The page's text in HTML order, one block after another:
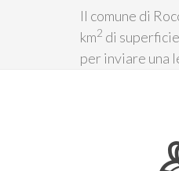
Il comune di
km2 di
per inviare una